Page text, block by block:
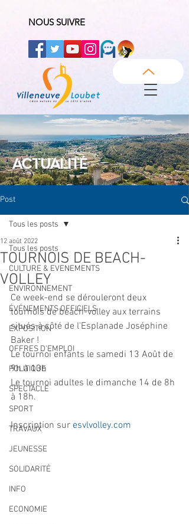
NOUS SUIVRE
ACTUALITÉ
Post
Tous les posts
CULTURE & EVENEMENTS
ENVIRONNEMENT
ÉVÉNEMENTS OFFICIELS
EXPOSITION
OFFRES D'EMPLOI
POLITIQUE
SPECTACLE
SPORT
TRAVAUX
JEUNESSE
SOLIDARITÉ
INFO
ECONOMIE
Tous les posts
TOURNOIS DE BEACH-
VOLLEY
12 août 2022
Ce week-end se dérouleront deux
tournois de beach-volley aux terrains
situés à côté de l'Esplanade Joséphine
Baker !
Le tournoi enfants le samedi 13 Août de
9h à 13h
Le tournoi adultes le dimanche 14 de 8h
à 18h.
Inscription sur esvlvolley.com